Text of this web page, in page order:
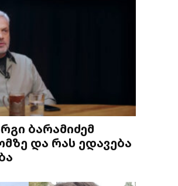
ბარამიძემ
და რას ედავება